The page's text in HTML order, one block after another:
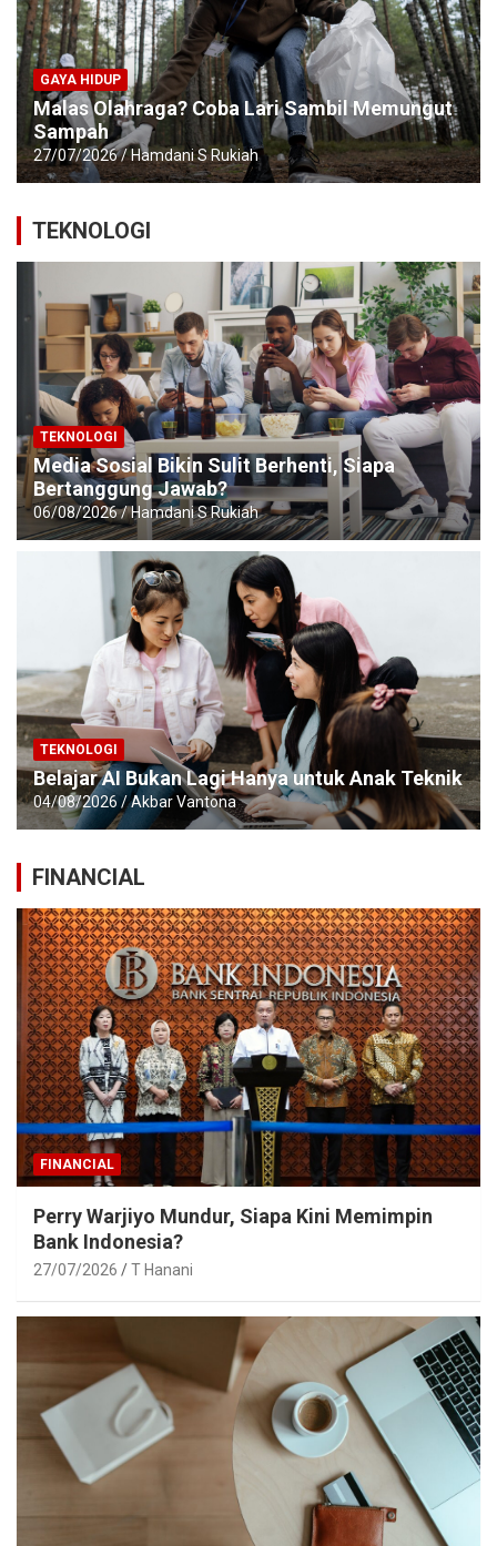
GAYA HIDUP
Malas Olahraga? Coba Lari Sambil Memungut
Sampah
27/07/2026 Hamdani S Rukiah
TEKNOLOGI
TEKNOLOGI
Media Sosial Bikin Sulit Berhenti, Siapa
Bertanggung Jawab?
06/08/2026 Hamdani S Rukiah
TEKNOLOGI
Belajar AI Bukan Lagi Hanya untuk Anak Teknik
04/08/2026 Akbar Vantona
FINANCIAL
FINANCIAL
Perry Warjiyo Mundur, Siapa Kini Memimpin
Bank Indonesia?
27/07/2026 T Hanani